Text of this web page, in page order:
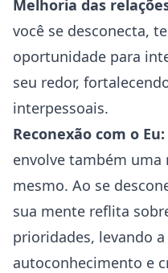
Melhoria das
você se desconecta,
oportunidade para
seu redor,
interpessoais.
Reconexão com o Eu:
envolve também uma
mesmo. Ao se
sua mente reflita
prioridades, levando
autoconhecimento e